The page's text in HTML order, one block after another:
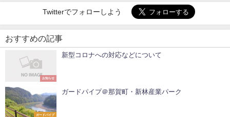
Twitterでフォローしよう
おすすめの記事
お知らせ
新型コロナへの対応などについて
ガードパイプ
ガードパイプ＠那賀町・新林産業パーク